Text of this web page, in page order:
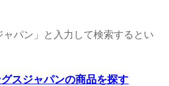
パン」と入力して検索するとい
スジャパンの商品を探す